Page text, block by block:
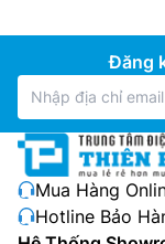
Đăng
Mua Hàng
Hotline Bảo